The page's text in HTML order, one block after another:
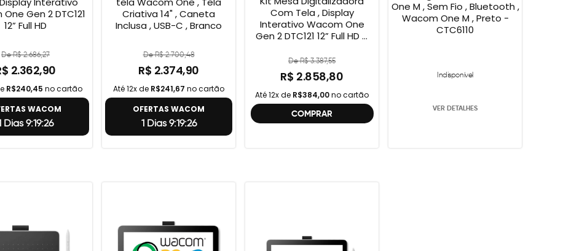
Gen 2 DTC121
12” Full HD
De R$ 2.686,27
2.362,90
R$240,45 no cartão
WACOM
Dias 9:19:26
Criativa 14" , Caneta
Inclusa , USB-C , Branco
De R$ 2.700,48
R$ 2.374,90
Até 12x de R$241,67 no cartão
OFERTAS WACOM
1 Dias 9:19:26
Com Tela , Display
Interativo Wacom One
Gen 2 DTC121 12” Full HD +
geração , DTC121 ,
DTH134W,
De R$ 3.387,55
R$ 2.858,80
Até 12x de R$384,00no cartão
COMPRAR
One M , Sem Fio , Bluetooth ,
Wacom One M , Preto -
CTC6110
Indisponível
VER DETALHES